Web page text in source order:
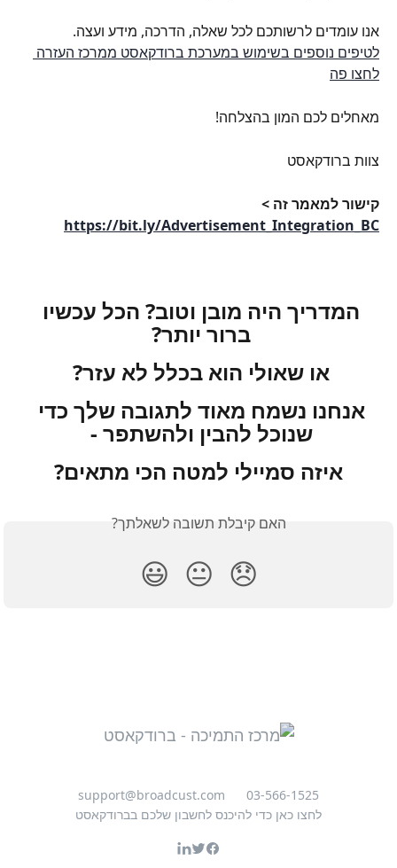
אנו עומדים לרשותכם לכל שאלה, הדרכה, מידע ועצה.
לטיפים נוספים בשימוש במערכת ברודקאסט ממרכז העזרה
לחצו פה
מאחלים לכם המון בהצלחה!
צוות ברודקאסט
קישור למאמר זה >
https://bit.ly/Advertisement_Integration_BC
המדריך היה מובן וטוב? הכל עכשיו
ברור יותר?
או שאולי הוא בכלל לא עזר?
אנחנו נשמח מאוד לתגובה שלך כדי
שנוכל להבין ולהשתפר -
איזה סמיילי למטה הכי מתאים?
האם קיבלת תשובה לשאלתך?
😞
😐
😃
03-566-1525
support@broadcust.com
לחצו כאן כדי להיכנס לחשבון שלכם בברודקאסט